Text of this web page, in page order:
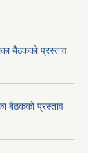
बैठकको प्रस्ताव
बैठकको प्रस्ताव